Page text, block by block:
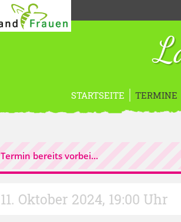
STARTSEITE TERMINE
Termin bereits vorbei...
11. Oktober 2024, 19:00 Uhr